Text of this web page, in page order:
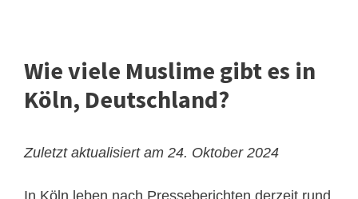
Wie viele Muslime gibt es in
Köln, Deutschland?
Zuletzt aktualisiert am 24. Oktober 2024